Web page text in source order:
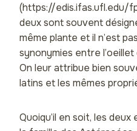
(https://edis.ifas.ufl.edu/
deux sont souvent
même plante et il n’est
synonymies entre l’oeillet
On leur attribue bien
latins et les mêmes
Quoiqu’il en soit, les